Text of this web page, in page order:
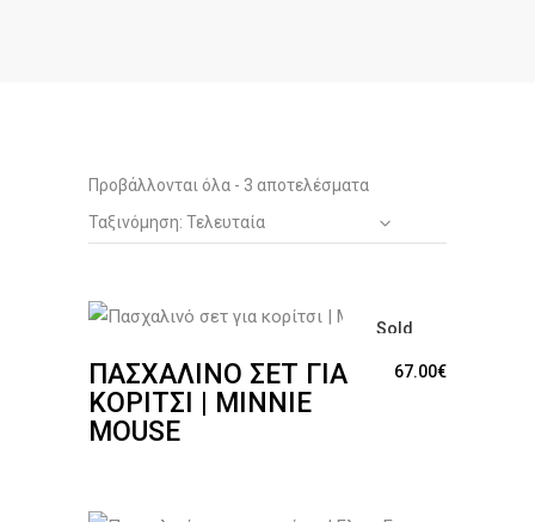
Προβάλλονται όλα - 3 αποτελέσματα
by
Ταξινόμηση: Τελευταία
Sold
ΠΑΣΧΑΛΙΝΌ ΣΕΤ ΓΙΑ
ΚΟΡΊΤΣΙ | MINNIE
MOUSE
67.00€